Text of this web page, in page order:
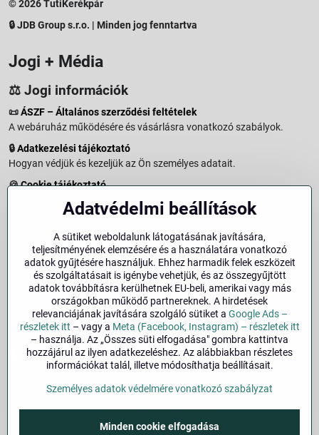
© 2026 TutiKerékpár
🔒 JDB Group s.r.o. | Minden jog fenntartva
Jogi + Média
⚖️ Jogi információk
📜ÁSZF – Általános szerződési feltételek
A webáruház működésére és vásárlásra vonatkozó szabályok.
🔒Adatkezelési tájékoztató
Hogyan védjük és kezeljük az Ön személyes adatait.
🍪Cookie tájékoztató
A weboldalon használt sütikről és adatkezelésről.
Vásárlástól való elállás menete és feltételei.
Elállás a szerződéstől
Impresszum
Üzemeltetői adatok és jogi tudnivalók.
🔐Biztonság
Facebook Instagram
Adatvédelmi beállítások
Személyes adatok védelmére vonatkozó szabályzat
Adatvédelmi beállítások
A sütiket weboldalunk látogatásának javítására,
teljesítményének elemzésére és a használatára vonatkozó
adatok gyűjtésére használjuk. Ehhez harmadik felek eszközeit
és szolgáltatásait is igénybe vehetjük, és az összegyűjtött
adatok továbbításra kerülhetnek EU-beli, amerikai vagy más
országokban működő partnereknek. A hirdetések
relevanciájának javítására szolgáló sütiket a Google Ads –
részletek itt – vagy a Meta (Facebook, Instagram) – részletek itt
– használja. Az „Összes süti elfogadása" gombra kattintva
hozzájárul az ilyen adatkezeléshez. Az alábbiakban részletes
információkat talál, illetve módosíthatja beállításait.
Személyes adatok védelmére vonatkozó szabályzat
Minden cookie elfogadása